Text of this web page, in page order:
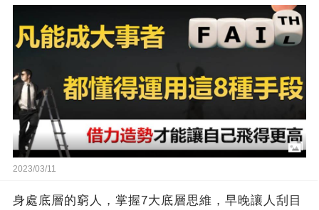
2023/03/11
身處底層的窮人，掌握7大底層思維，早晚讓人刮目